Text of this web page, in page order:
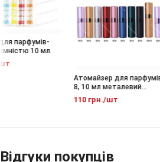
парфумів-
10 мл.
Атомайзер для парфумів
8, 10 мл металевий
флакон-спрей
110 грн./шт
Відгуки покупців